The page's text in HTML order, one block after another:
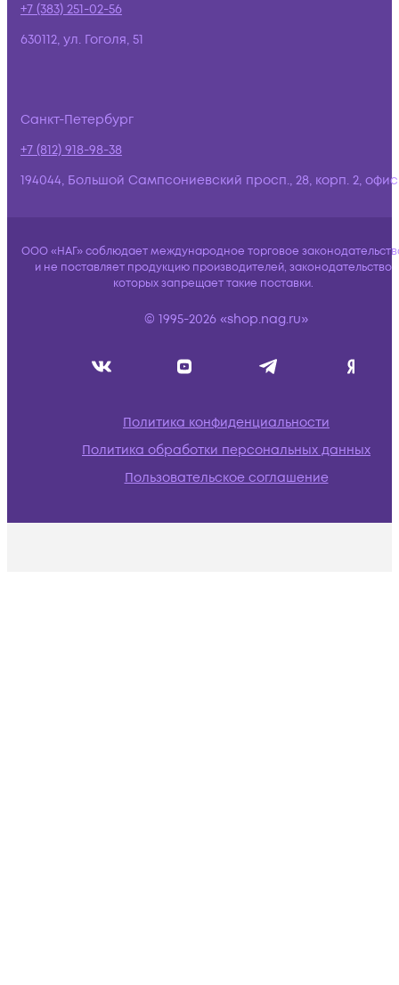
+7 (383) 251-02-56
630112, ул. Гоголя, 51
Санкт-Петербург
+7 (812) 918-98-38
194044, Большой Сампсониевский просп., 28, корп. 2,
ООО «НАГ» соблюдает международное торговое
и не поставляет продукцию производителей, законодательство
которых запрещает такие поставки.
© 1995-2026 «shop.nag.ru»
Политика конфиденциальности
Политика обработки персональных данных
Пользовательское соглашение